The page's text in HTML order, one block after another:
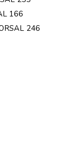
166
246